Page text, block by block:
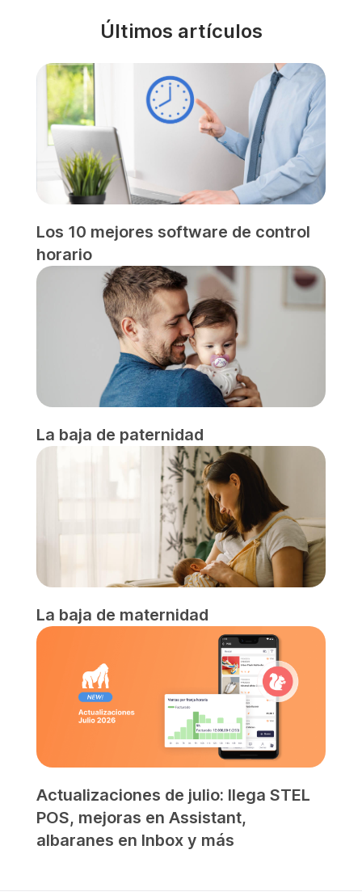
Últimos artículos
Los 10 mejores software de control
horario
La baja de paternidad
La baja de maternidad
Actualizaciones de julio: llega STEL
POS, mejoras en Assistant,
albaranes en Inbox y más